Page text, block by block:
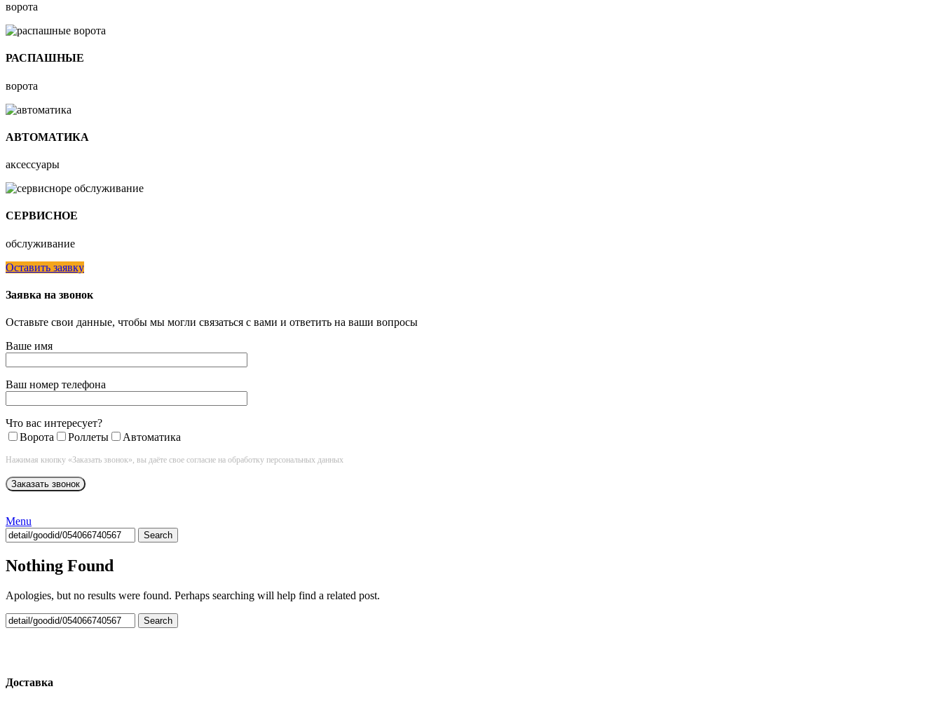
ворота
РАСПАШНЫЕ
ворота
АВТОМАТИКА
аксессуары
СЕРВИСНОЕ
обслуживание
Оставить заявку
Заявка на звонок
Оставьте свои данные, чтобы мы могли связаться с вами и ответить на ваши вопросы
Ваше имя
Ваш номер телефона
Что вас интересует?
Ворота
Роллеты Автоматика
Нажимая кнопку «Заказать звонок», вы даёте свое согласие на обработку персональных данных
Menu
Search
Nothing Found
Apologies, but no results were found. Perhaps searching will help find a related post.
Search
Доставка